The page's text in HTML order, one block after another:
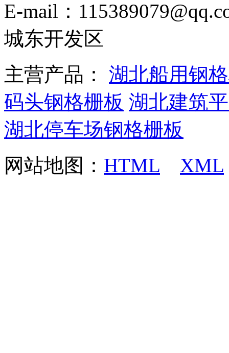
E-mail：
城东开发区
主营产品： 湖北船用钢
码头钢格栅板 湖北建筑
湖北停车场钢格栅板
网站地图： HTML XML